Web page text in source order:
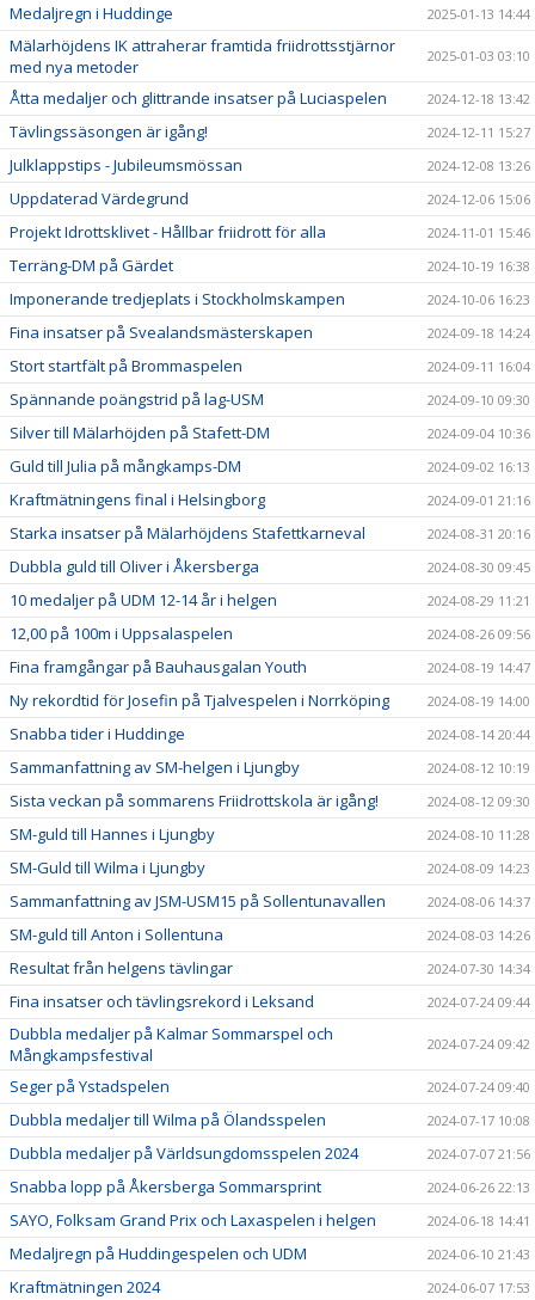
Medaljregn i Huddinge 2025-01-13 14:44
Mälarhöjdens IK attraherar framtida friidrottsstjärnor
med nya metoder
2025-01-03 03:10
Åtta medaljer och glittrande insatser på Luciaspelen 2024-12-18 13:42
Tävlingssäsongen är igång! 2024-12-11 15:27
Julklappstips - Jubileumsmössan 2024-12-08 13:26
Uppdaterad Värdegrund 2024-12-06 15:06
Projekt Idrottsklivet - Hållbar friidrott för alla 2024-11-01 15:46
Terräng-DM på Gärdet 2024-10-19 16:38
Imponerande tredjeplats i Stockholmskampen 2024-10-06 16:23
Fina insatser på Svealandsmästerskapen 2024-09-18 14:24
Stort startfält på Brommaspelen 2024-09-11 16:04
Spännande poängstrid på lag-USM 2024-09-10 09:30
Silver till Mälarhöjden på Stafett-DM 2024-09-04 10:36
Guld till Julia på mångkamps-DM 2024-09-02 16:13
Kraftmätningens final i Helsingborg 2024-09-01 21:16
Starka insatser på Mälarhöjdens Stafettkarneval 2024-08-31 20:16
Dubbla guld till Oliver i Åkersberga 2024-08-30 09:45
10 medaljer på UDM 12-14 år i helgen 2024-08-29 11:21
12,00 på 100m i Uppsalaspelen 2024-08-26 09:56
Fina framgångar på Bauhausgalan Youth 2024-08-19 14:47
Ny rekordtid för Josefin på Tjalvespelen i Norrköping 2024-08-19 14:00
Snabba tider i Huddinge 2024-08-14 20:44
Sammanfattning av SM-helgen i Ljungby 2024-08-12 10:19
Sista veckan på sommarens Friidrottskola är igång! 2024-08-12 09:30
SM-guld till Hannes i Ljungby 2024-08-10 11:28
SM-Guld till Wilma i Ljungby 2024-08-09 14:23
Sammanfattning av JSM-USM15 på Sollentunavallen 2024-08-06 14:37
SM-guld till Anton i Sollentuna 2024-08-03 14:26
Resultat från helgens tävlingar 2024-07-30 14:34
Fina insatser och tävlingsrekord i Leksand 2024-07-24 09:44
Dubbla medaljer på Kalmar Sommarspel och
Mångkampsfestival
2024-07-24 09:42
Seger på Ystadspelen 2024-07-24 09:40
Dubbla medaljer till Wilma på Ölandsspelen 2024-07-17 10:08
Dubbla medaljer på Världsungdomsspelen 2024 2024-07-07 21:56
Snabba lopp på Åkersberga Sommarsprint 2024-06-26 22:13
SAYO, Folksam Grand Prix och Laxaspelen i helgen 2024-06-18 14:41
Medaljregn på Huddingespelen och UDM 2024-06-10 21:43
Kraftmätningen 2024 2024-06-07 17:53